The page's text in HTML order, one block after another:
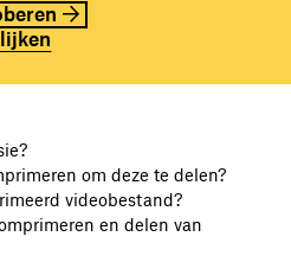
om deze te delen?
videobestand?
en delen van